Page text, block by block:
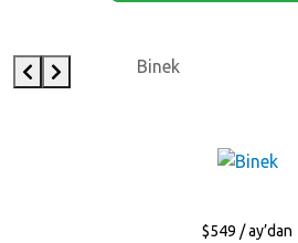
Binek
$549 / ay’dan